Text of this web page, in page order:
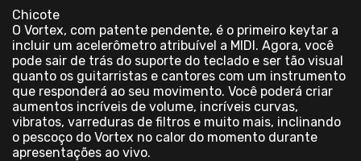
Chicote
O Vortex, com patente pendente, é o primeiro keytar a
incluir um acelerômetro atribuível a MIDI. Agora, você
pode sair de trás do suporte do teclado e ser tão visual
quanto os guitarristas e cantores com um instrumento
que responderá ao seu movimento. Você poderá criar
aumentos incríveis de volume, incríveis curvas,
vibratos, varreduras de filtros e muito mais, inclinando
o pescoço do Vortex no calor do momento durante
apresentações ao vivo.